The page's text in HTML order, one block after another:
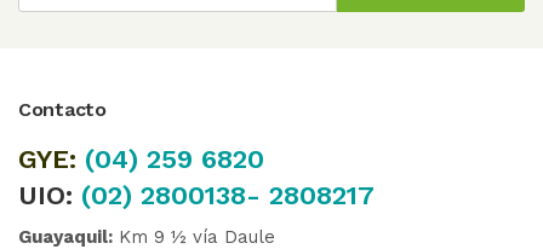
Contacto
GYE: (04) 259 6820
UIO: (02) 2800138- 2808217
Guayaquil: Km 9 ½ vía Daule